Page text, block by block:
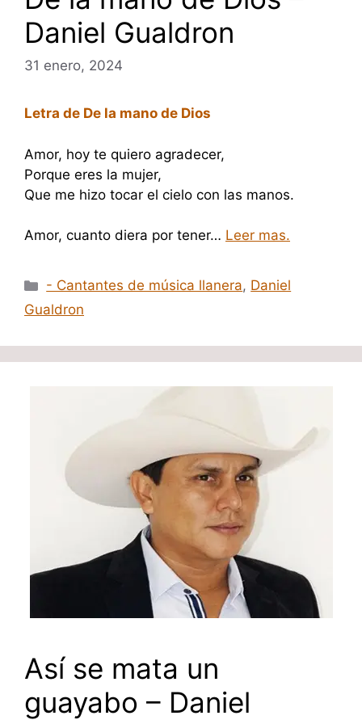
Daniel Gualdron
31 enero, 2024
Letra de De la mano de Dios
Amor, hoy te quiero agradecer,
Porque eres la mujer,
Que me hizo tocar el cielo con las manos.
Amor, cuanto diera por tener… Leer mas.
Categorías
- Cantantes de música llanera, Daniel
Gualdron
Así se mata un
guayabo – Daniel